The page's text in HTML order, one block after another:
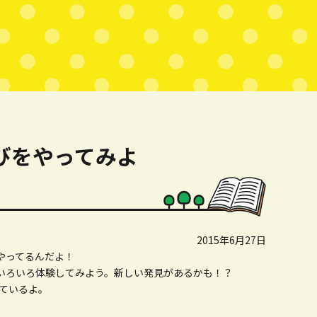
やってみよ
2015年6月27日
てるんだよ！
いろ体験してみよう。新しい発見があるかも！？
いるよ。